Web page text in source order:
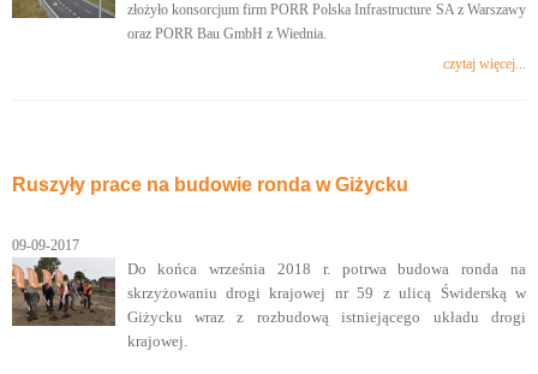
złożyło konsorcjum firm PORR Polska Infrastructure SA z Warszawy
oraz PORR Bau GmbH z Wiednia.
czytaj więcej...
Ruszyły prace na budowie ronda w Giżycku
09-09-2017
Do końca września 2018 r. potrwa budowa
ronda na
skrzyżowaniu drogi krajowej nr 59 z ulicą Świderską w
Giżycku wraz z rozbudową istniejącego układu drogi
krajowej.